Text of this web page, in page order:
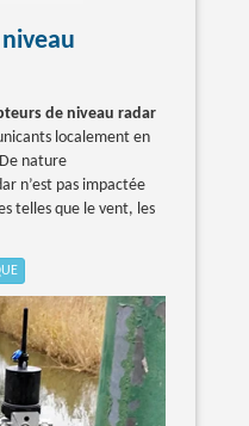
de niveau radar
localement en
nature
n’est pas impactée
telles que le vent, les